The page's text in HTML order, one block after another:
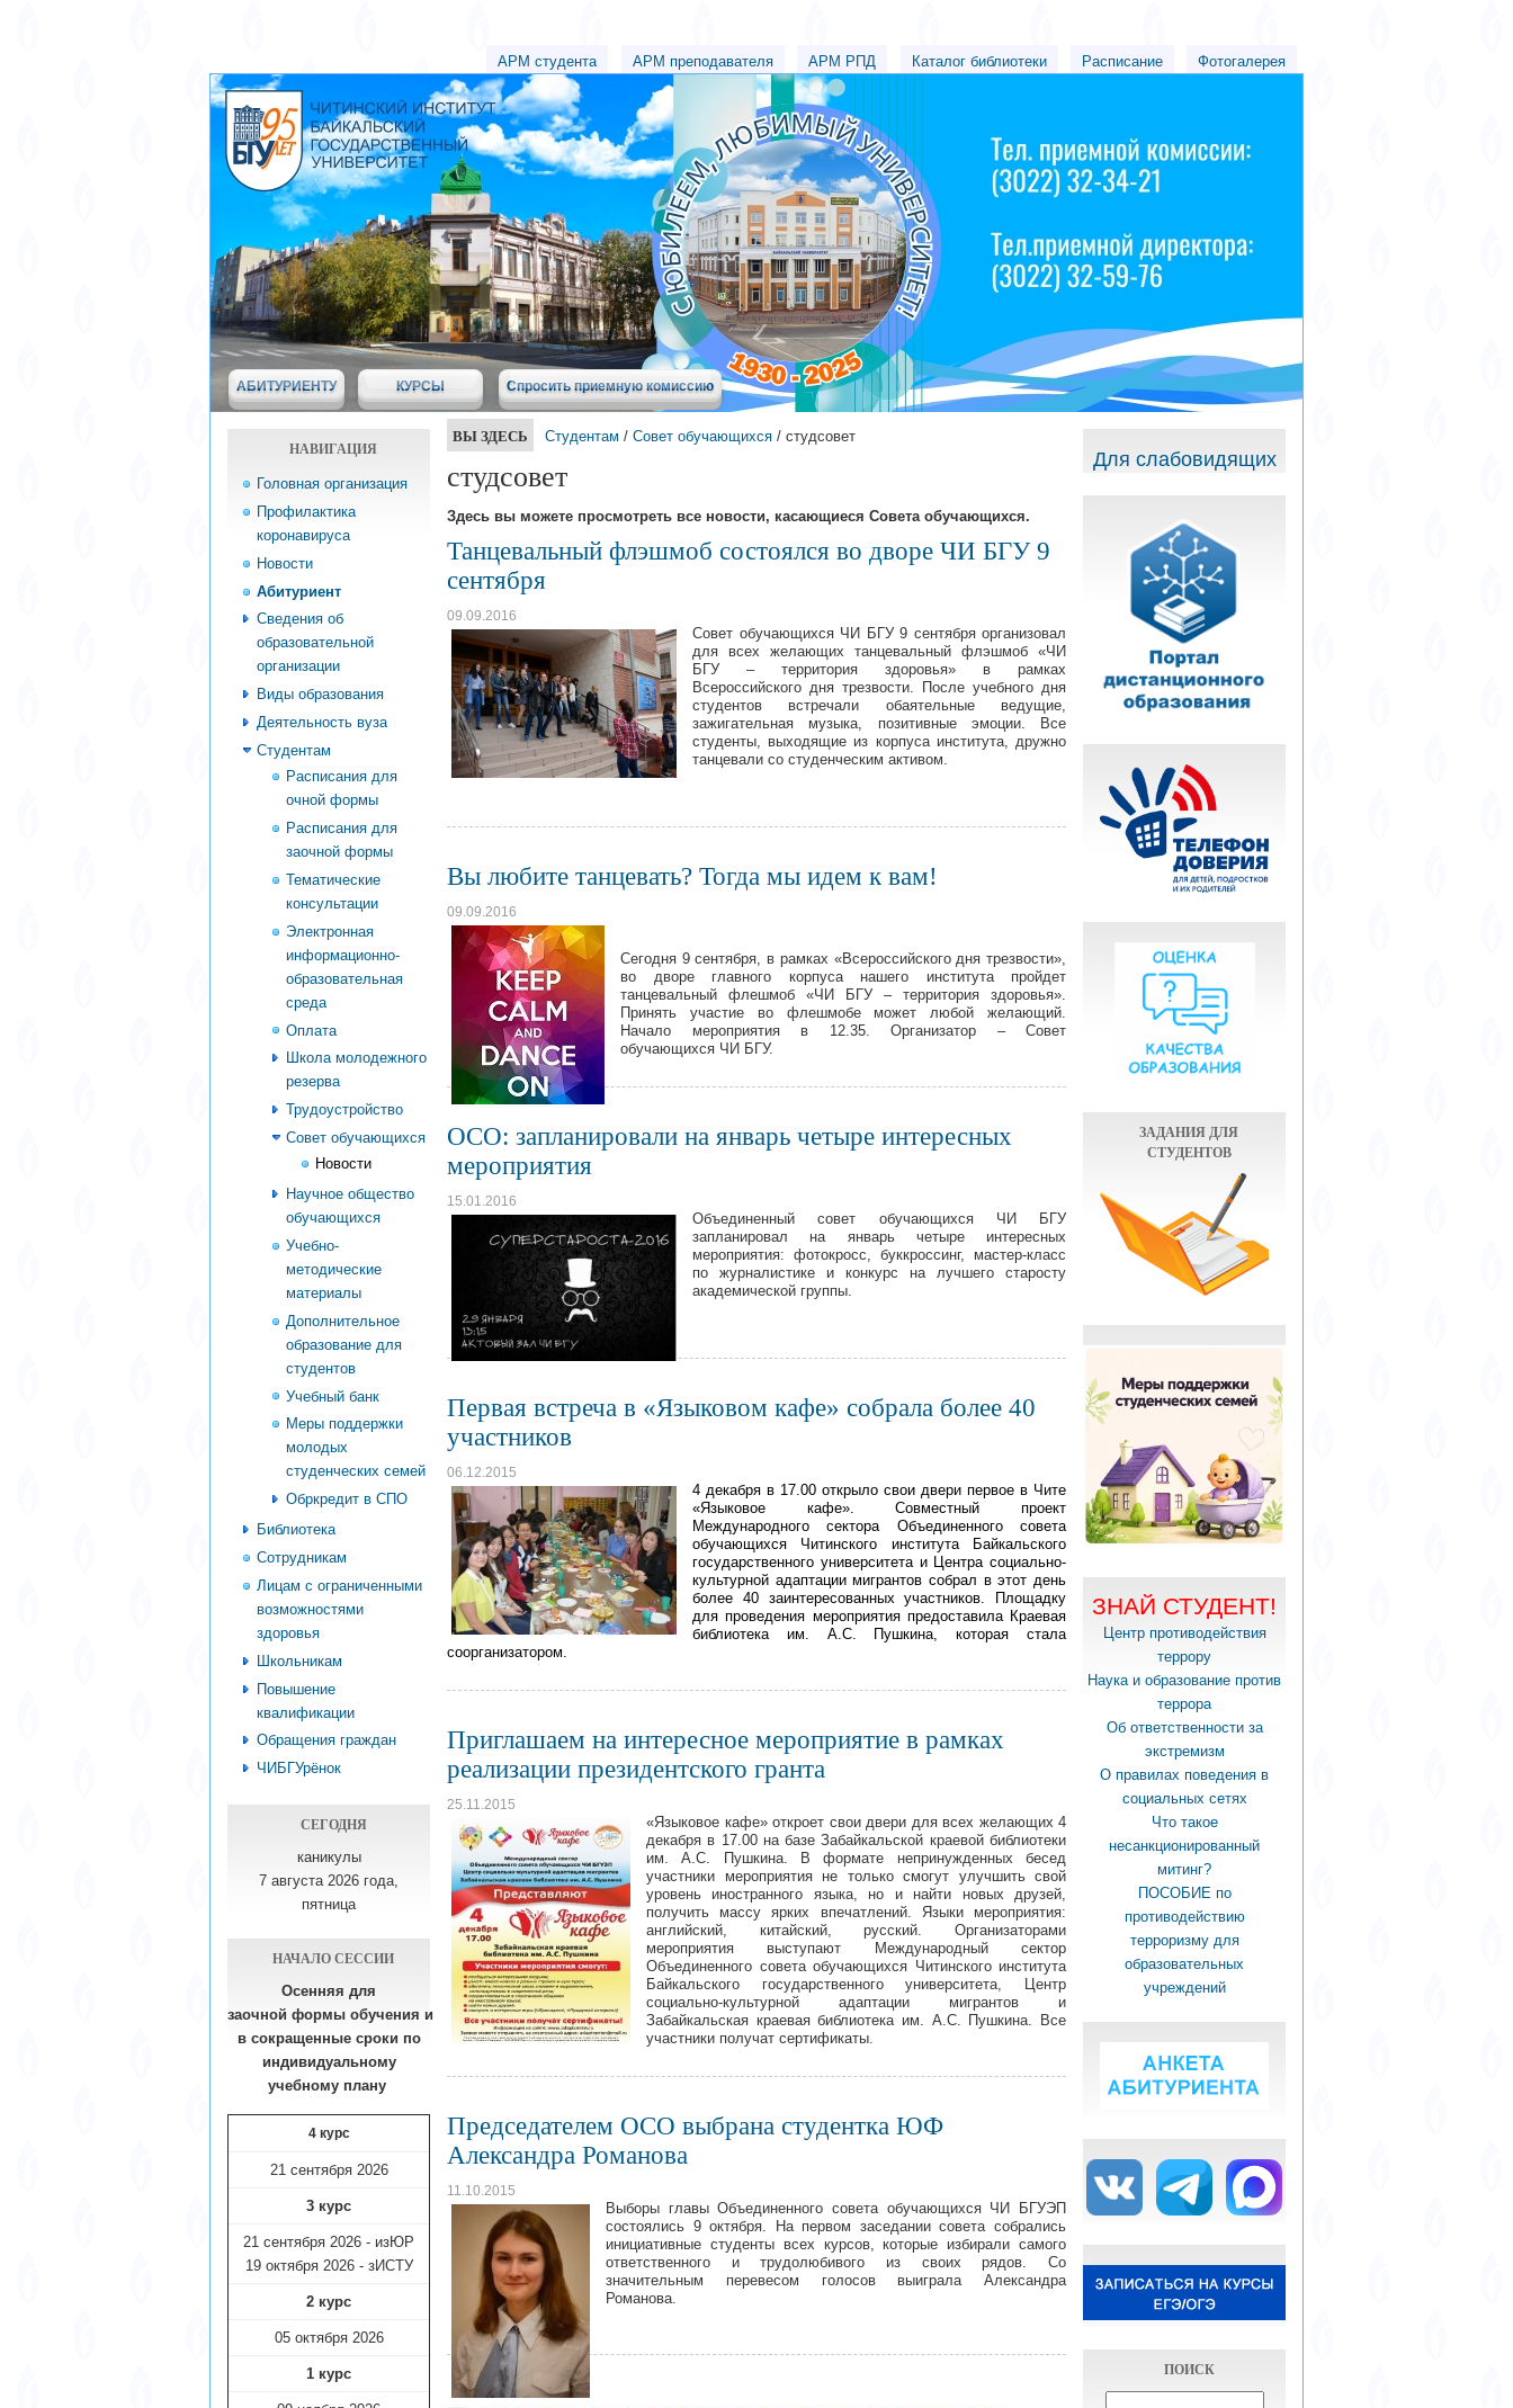
АРМ студента АРМ преподавателя АРМ РПД Каталог библиотеки Расписание Фотогалерея
АБИТУРИЕНТУ КУРСЫ Спросить приемную комиссию
НАВИГАЦИЯ
Головная организация
Профилактика
коронавируса
Новости
Абитуриент
Сведения об
образовательной
организации
Виды образования
Деятельность вуза
Студентам
Расписания для
очной формы
Расписания для
заочной формы
Тематические
консультации
Электронная
информационно-
образовательная
среда
Оплата
Школа молодежного
резерва
Трудоустройство
Совет обучающихся
Новости
Научное общество
обучающихся
Учебно-
методические
материалы
Дополнительное
образование для
студентов
Учебный банк
Меры поддержки
молодых
студенческих семей
Обркредит в СПО
Библиотека
Сотрудникам
Лицам с ограниченными
возможностями
здоровья
Школьникам
Повышение
квалификации
Обращения граждан
ЧИБГУрёнок
СЕГОДНЯ
каникулы
7 августа 2026 года,
пятница
НАЧАЛО СЕССИИ
Осенняя для
заочной формы обучения и
в сокращенные сроки по
индивидуальному
учебному плану​
4 курс
21 сентября 2026
3 курс
21 сентября 2026 - изЮР
19 октября 2026 - зИСТУ
2 курс
05 октября 2026
1 курс
ВЫ ЗДЕСЬ Студентам / Совет обучающихся / студсовет
студсовет
Здесь вы можете просмотреть все новости, касающиеся Совета обучающихся.
Танцевальный флэшмоб состоялся во дворе ЧИ БГУ 9
сентября
09.09.2016
Совет обучающихся ЧИ БГУ 9 сентября организовал
для всех желающих танцевальный флэшмоб «ЧИ
БГУ – территория здоровья» в рамках
Всероссийского дня трезвости. После учебного дня
студентов встречали обаятельные ведущие,
зажигательная музыка, позитивные эмоции. Все
студенты, выходящие из корпуса института, дружно
танцевали со студенческим активом.
Вы любите танцевать? Тогда мы идем к вам!
09.09.2016
Сегодня 9 сентября, в рамках «Всероссийского дня трезвости»,
во дворе главного корпуса нашего института пройдет
танцевальный флешмоб «ЧИ БГУ – территория здоровья».
Принять участие во флешмобе может любой желающий.
Начало мероприятия в 12.35. Организатор – Совет
обучающихся ЧИ БГУ.
ОСО: запланировали на январь четыре интересных
мероприятия
15.01.2016
Объединенный совет обучающихся ЧИ БГУ
запланировал на январь четыре интересных
мероприятия: фотокросс, буккроссинг, мастер-класс
по журналистике и конкурс на лучшего старосту
академической группы.
Первая встреча в «Языковом кафе» собрала более 40
участников
06.12.2015
4 декабря в 17.00 открыло свои двери первое в Чите
«Языковое кафе». Совместный проект
Международного сектора Объединенного совета
обучающихся Читинского института Байкальского
государственного университета и Центра социально-
культурной адаптации мигрантов собрал в этот день
более 40 заинтересованных участников. Площадку
для проведения мероприятия предоставила Краевая
библиотека им. А.С. Пушкина, которая стала
соорганизатором.
Приглашаем на интересное мероприятие в рамках
реализации президентского гранта
25.11.2015
«Языковое кафе» откроет свои двери для всех желающих 4
декабря в 17.00 на базе Забайкальской краевой библиотеки
им. А.С. Пушкина. В формате непринужденных бесед
участники мероприятия не только смогут улучшить свой
уровень иностранного языка, но и найти новых друзей,
получить массу ярких впечатлений. Языки мероприятия:
английский, китайский, русский. Организаторами
мероприятия выступают Международный сектор
Объединенного совета обучающихся Читинского института
Байкальского государственного университета, Центр
социально-культурной адаптации мигрантов и
Забайкальская краевая библиотека им. А.С. Пушкина. Все
участники получат сертификаты.
Председателем ОСО выбрана студентка ЮФ
Александра Романова
11.10.2015
Выборы главы Объединенного совета обучающихся ЧИ БГУЭП
состоялись 9 октября. На первом заседании совета собрались
инициативные студенты всех курсов, которые избирали самого
ответственного и трудолюбивого из своих рядов. Со
значительным перевесом голосов выиграла Александра
Романова.
Для слабовидящих
ЗАДАНИЯ ДЛЯ
СТУДЕНТОВ
ЗНАЙ СТУДЕНТ!
Центр противодействия
террору
Наука и образование против
террора
Об ответственности за
экстремизм
О правилах поведения в
социальных сетях
Что такое
несанкционированный
митинг?
ПОСОБИЕ по
противодействию
терроризму для
образовательных
учреждений
ПОИСК